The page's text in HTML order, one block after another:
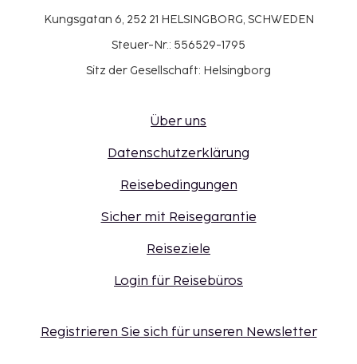
Kungsgatan 6, 252 21 HELSINGBORG, SCHWEDEN
Steuer-Nr.: 556529-1795
Sitz der Gesellschaft: Helsingborg
Über uns
Datenschutzerklärung
Reisebedingungen
Sicher mit Reisegarantie
Reiseziele
Login für Reisebüros
Registrieren Sie sich für unseren Newsletter